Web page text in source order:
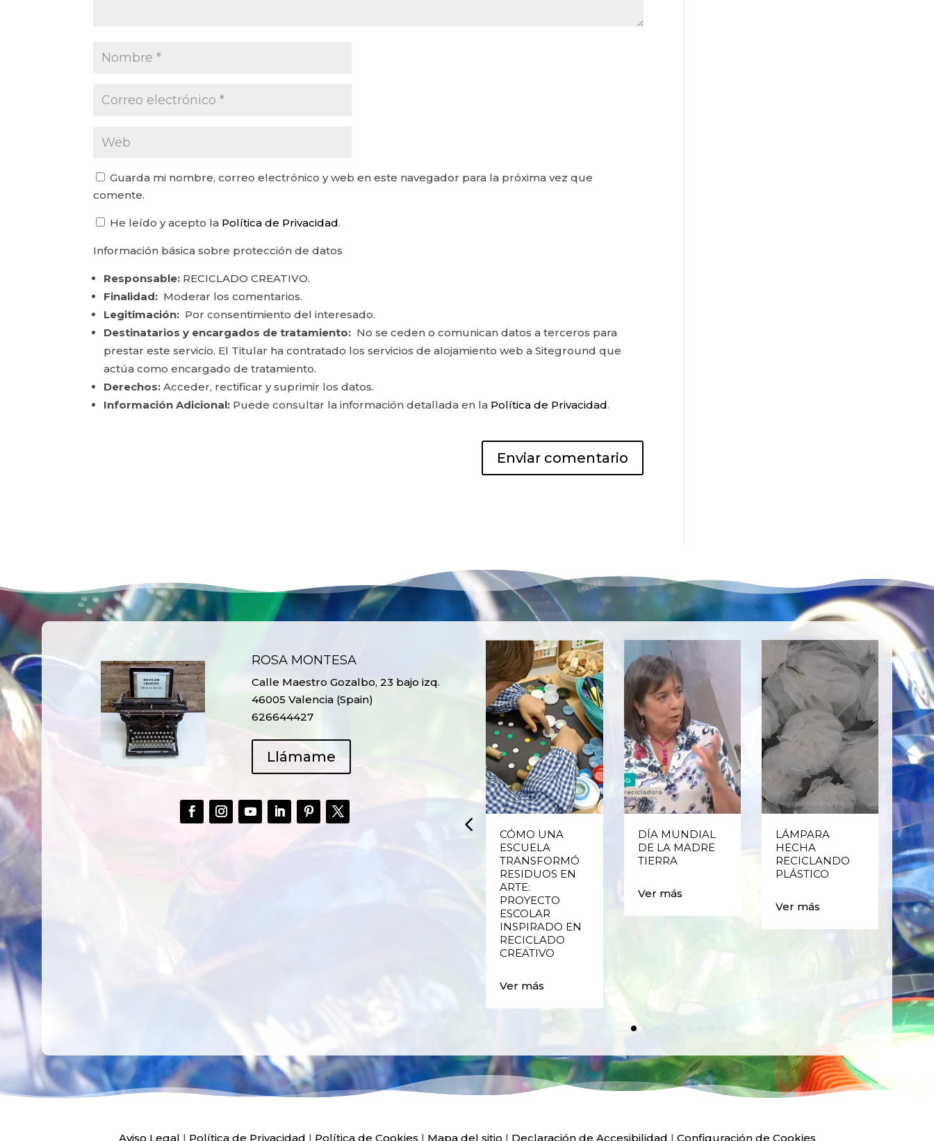
Guarda mi nombre, correo electrónico y web en este navegador para la próxima vez que
comente.
He leído y acepto la Política de Privacidad.
Información básica sobre protección de datos
Responsable: RECICLADO CREATIVO.
Finalidad: Moderar los comentarios.
Legitimación: Por consentimiento del interesado.
Destinatarios y encargados de tratamiento: No se ceden o comunican datos a terceros para
prestar este servicio. El Titular ha contratado los servicios de alojamiento web a Siteground que
actúa como encargado de tratamiento.
Derechos: Acceder, rectificar y suprimir los datos.
Información Adicional: Puede consultar la información detallada en la Política de Privacidad.
ROSA MONTESA
Calle Maestro Gozalbo, 23 bajo izq.
46005 Valencia (Spain)
626644427
Llámame
RECICLADO EN
CÓMO UNA
ESCUELA
TRANSFORMÓ
RESIDUOS EN
ARTE:
PROYECTO
ESCOLAR
INSPIRADO EN
RECICLADO
CREATIVO
Ver más
DÍA MUNDIAL
DE LA MADRE
TIERRA
Ver más
LÁMPARA
HECHA
RECICLANDO
PLÁSTICO
Ver más
Aviso Legal | Política de Privacidad | Política de Cookies | Mapa del sitio | Declaración de Accesibilidad | Configuración de Cookies